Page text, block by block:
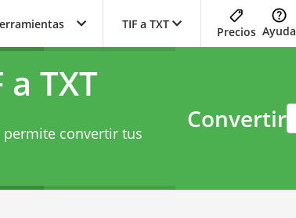
TIF a TXT
Precios Ayuda
TXT
convertir tus Convertir